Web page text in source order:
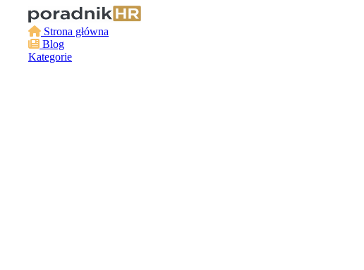
Strona główna
Blog
Kategorie